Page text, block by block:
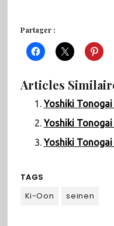
Partager :
Articles
Yoshiki
Yoshiki
Yoshiki
TAGS
Ki-Oon
seinen